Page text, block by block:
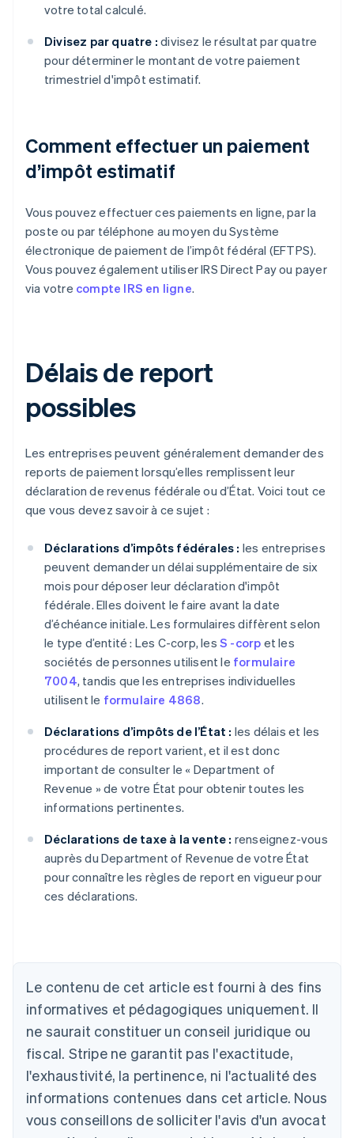
votre total calculé.
Divisez par quatre : divisez le résultat par quatre
pour déterminer le montant de votre paiement
trimestriel d'impôt estimatif.
Comment effectuer un paiement
d’impôt estimatif
Vous pouvez effectuer ces paiements en ligne, par la
poste ou par téléphone au moyen du Système
électronique de paiement de l’impôt fédéral (EFTPS).
Vous pouvez également utiliser IRS Direct Pay ou payer
via votre compte IRS en ligne.
Délais de report
possibles
Les entreprises peuvent généralement demander des
reports de paiement lorsqu’elles remplissent leur
déclaration de revenus fédérale ou d’État. Voici tout ce
que vous devez savoir à ce sujet :
Déclarations d’impôts fédérales : les entreprises
peuvent demander un délai supplémentaire de six
mois pour déposer leur déclaration d'impôt
fédérale. Elles doivent le faire avant la date
d’échéance initiale. Les formulaires diffèrent selon
le type d’entité : Les C-corp, les S -corp et les
sociétés de personnes utilisent le formulaire
7004, tandis que les entreprises individuelles
utilisent le formulaire 4868.
Déclarations d’impôts de l’État : les délais et les
procédures de report varient, et il est donc
important de consulter le « Department of
Revenue » de votre État pour obtenir toutes les
informations pertinentes.
Déclarations de taxe à la vente : renseignez-vous
auprès du Department of Revenue de votre État
pour connaître les règles de report en vigueur pour
ces déclarations.
Le contenu de cet article est fourni à des fins
informatives et pédagogiques uniquement. Il
ne saurait constituer un conseil juridique ou
fiscal. Stripe ne garantit pas l'exactitude,
l'exhaustivité, la pertinence, ni l'actualité des
informations contenues dans cet article. Nous
vous conseillons de solliciter l'avis d'un avocat
Allemagne
Australie
English
Autriche
DeutschEnglish
Belgique
NederlandsFrançaisDeutsch English